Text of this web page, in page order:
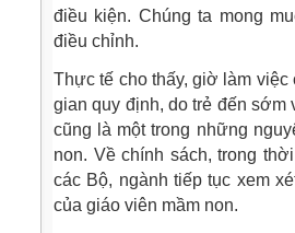
điều kiện. Chúng ta mong
điều chỉnh.
Thực tế cho thấy, giờ làm
gian quy định, do trẻ đến
cũng là một trong những
non. Về chính sách, trong
các Bộ, ngành tiếp tục xem
của giáo viên mầm non.